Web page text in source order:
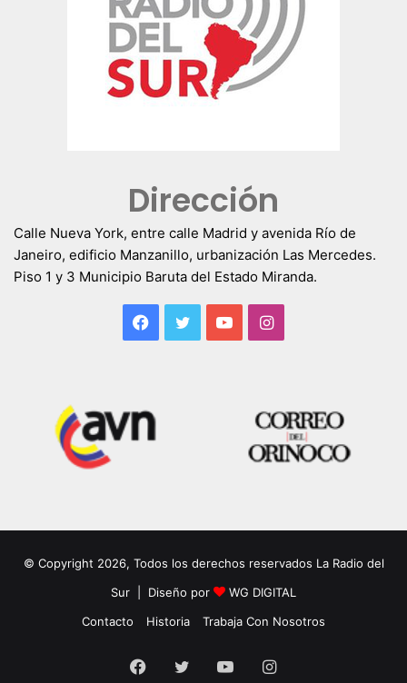
Dirección
Calle Nueva York, entre calle Madrid y avenida Río de
Janeiro, edificio Manzanillo, urbanización Las Mercedes.
Piso 1 y 3 Municipio Baruta del Estado Miranda.
Facebook
TwitterYouTubeInstagram
© Copyright 2026, Todos los derechos reservados La Radio del
Sur | Diseño por
WG DIGITAL
Contacto
Historia Trabaja Con Nosotros
Facebook
TwitterYouTubeInstagram